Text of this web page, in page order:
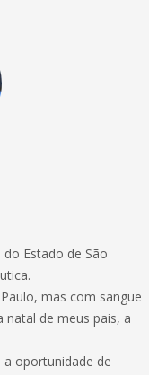
Estado de São
mas com sangue
de meus pais, a
a oportunidade de